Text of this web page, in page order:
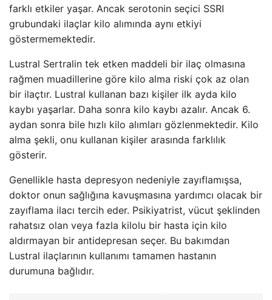
farklı etkiler yaşar. Ancak serotonin seçici SSRI
grubundaki ilaçlar kilo alımında aynı etkiyi
göstermemektedir.
Lustral Sertralin tek etken maddeli bir ilaç olmasına
rağmen muadillerine göre kilo alma riski çok az olan
bir ilaçtır. Lustral kullanan bazı kişiler ilk ayda kilo
kaybı yaşarlar. Daha sonra kilo kaybı azalır. Ancak 6.
aydan sonra bile hızlı kilo alımları gözlenmektedir. Kilo
alma şekli, onu kullanan kişiler arasında farklılık
gösterir.
Genellikle hasta depresyon nedeniyle zayıflamışsa,
doktor onun sağlığına kavuşmasına yardımcı olacak bir
zayıflama ilacı tercih eder. Psikiyatrist, vücut şeklinden
rahatsız olan veya fazla kilolu bir hasta için kilo
aldırmayan bir antidepresan seçer. Bu bakımdan
Lustral ilaçlarının kullanımı tamamen hastanın
durumuna bağlıdır.